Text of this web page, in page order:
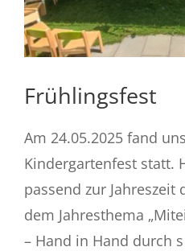
Frühlingsfest
Am 24.05.2025 fand
Kindergartenfest statt.
passend zur Jahreszeit
dem Jahresthema
– Hand in Hand durch